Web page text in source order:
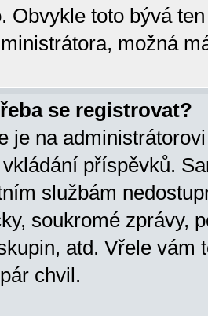
Obvykle toto bývá
možná
se registrovat?
je na
příspěvků.
službám
soukromé zprávy,
atd. Vřele vám
chvil.